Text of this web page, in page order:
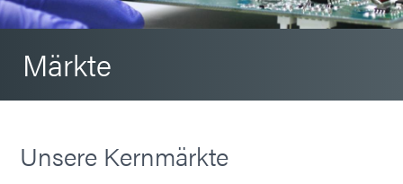
Märkte
Unsere Kernmärkte